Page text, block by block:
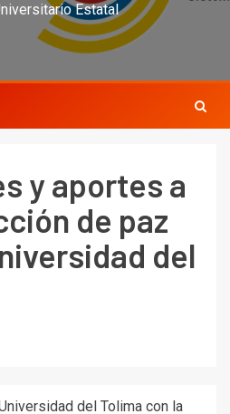
Estatal
y aportes a
de paz
del
del Tolima con la